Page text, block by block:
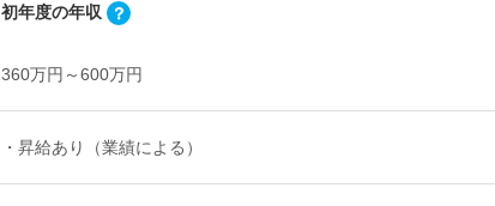
初年度の年収
360万円～600万円
・昇給あり（業績による）